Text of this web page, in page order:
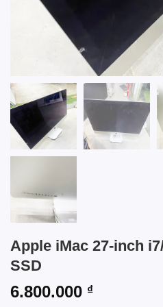
Apple iMac 27-inch
SSD
6.800.000 ₫